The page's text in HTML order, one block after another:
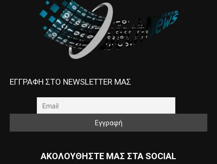
ΕΓΓΡΑΦΗ ΣΤΟ NEWSLETTER ΜΑΣ
ΑΚΟΛΟΥΘΗΣΤΕ ΜΑΣ ΣΤΑ SOCIAL